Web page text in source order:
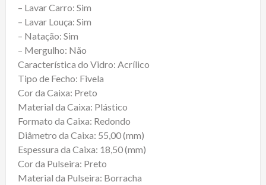
– Lavar Carro: Sim
– Lavar Louça: Sim
– Natação: Sim
– Mergulho: Não
Característica do Vidro: Acrílico
Tipo de Fecho: Fivela
Cor da Caixa: Preto
Material da Caixa: Plástico
Formato da Caixa: Redondo
Diâmetro da Caixa: 55,00 (mm)
Espessura da Caixa: 18,50 (mm)
Cor da Pulseira: Preto
Material da Pulseira: Borracha